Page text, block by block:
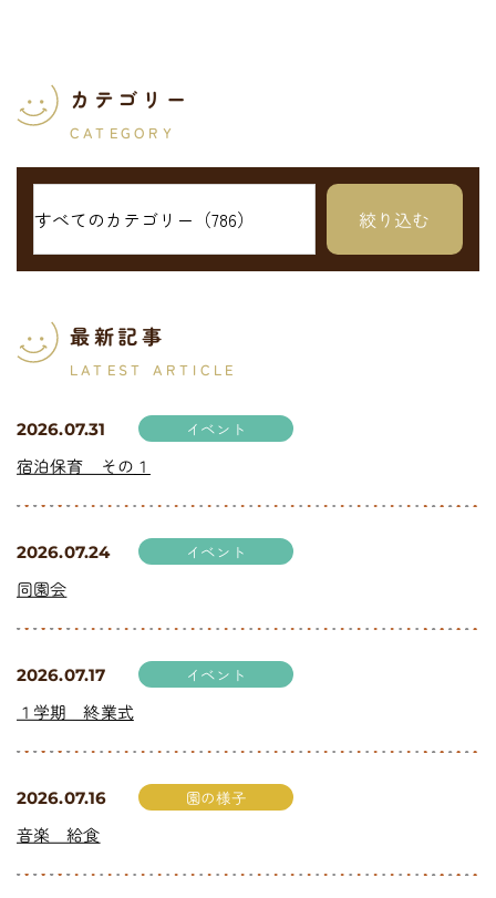
カテゴリー
CATEGORY
最新記事
LATEST ARTICLE
2026.07.31 イベント
宿泊保育 その１
2026.07.24 イベント
同園会
2026.07.17 イベント
１学期 終業式
2026.07.16 園の様子
音楽 給食